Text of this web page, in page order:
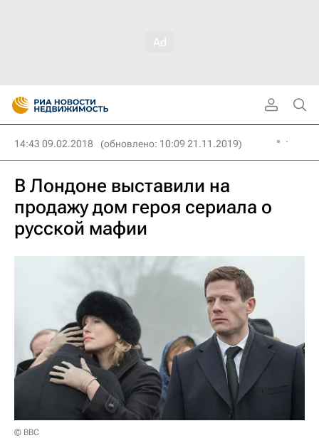
14:43 09.02.2018 (обновлено: 10:09 21.11.2019)
В Лондоне выставили на
продажу дом героя сериала о
русской мафии
© BBC